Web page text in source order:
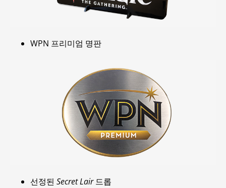
WPN 프리미엄 명판
선정된 Secret Lair드롭